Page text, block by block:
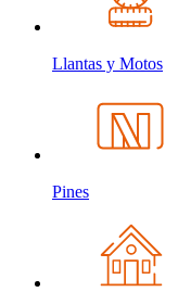
Llantas y Motos
Pines